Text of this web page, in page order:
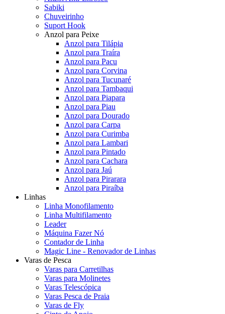
Sabiki
Chuveirinho
Suport Hook
Anzol para Peixe
Anzol para Tilápia
Anzol para Traíra
Anzol para Pacu
Anzol para Corvina
Anzol para Tucunaré
Anzol para Tambaqui
Anzol para Piapara
Anzol para Piau
Anzol para Dourado
Anzol para Carpa
Anzol para Curimba
Anzol para Lambari
Anzol para Pintado
Anzol para Cachara
Anzol para Jaú
Anzol para Pirarara
Anzol para Piraíba
Linhas
Linha Monofilamento
Linha Multifilamento
Leader
Máquina Fazer Nó
Contador de Linha
Magic Line - Renovador de Linhas
Varas de Pesca
Varas para Carretilhas
Varas para Molinetes
Varas Telescópica
Varas Pesca de Praia
Varas de Fly